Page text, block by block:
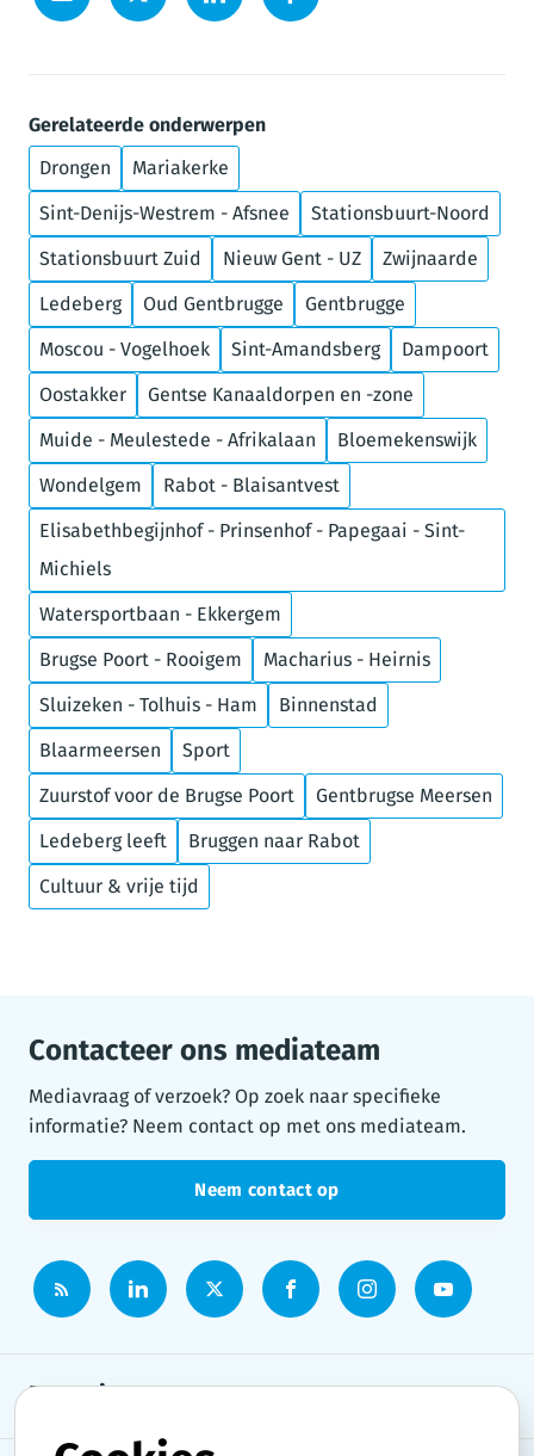
Gerelateerde onderwerpen
Drongen
Mariakerke
Sint-Denijs-Westrem - Afsnee
Stationsbuurt-Noord
Stationsbuurt Zuid
Nieuw Gent - UZ
Zwijnaarde
Ledeberg
Oud Gentbrugge
Gentbrugge
Moscou - Vogelhoek
Sint-Amandsberg
Dampoort
Oostakker
Gentse Kanaaldorpen en -zone
Muide - Meulestede - Afrikalaan
Bloemekenswijk
Wondelgem
Rabot - Blaisantvest
Elisabethbegijnhof - Prinsenhof - Papegaai - Sint-
Michiels
Watersportbaan - Ekkergem
Brugse Poort - Rooigem
Macharius - Heirnis
Sluizeken - Tolhuis - Ham
Binnenstad
Blaarmeersen
Sport
Zuurstof voor de Brugse Poort
Gentbrugse Meersen
Ledeberg leeft
Bruggen naar Rabot
Cultuur & vrije tijd
Contacteer ons mediateam
Mediavraag of verzoek? Op zoek naar specifieke
informatie? Neem contact op met ons mediateam.
Neem contact op
Persruimte